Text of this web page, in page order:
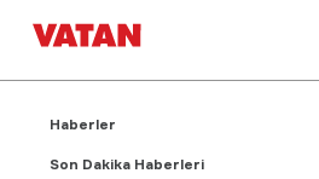
Haberler
Son Dakika Haberleri